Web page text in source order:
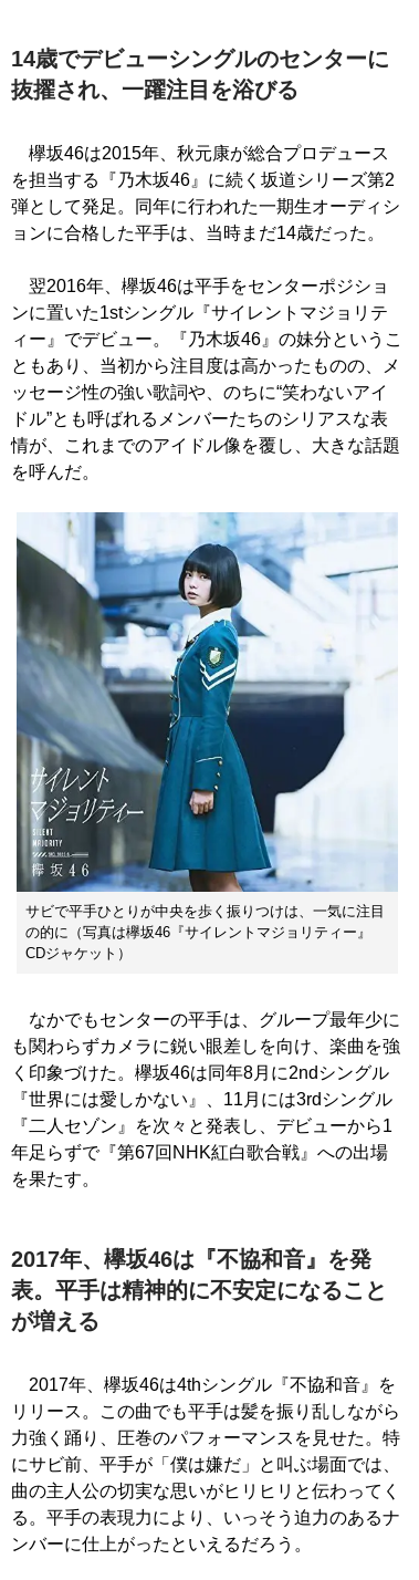
14歳でデビューシングルのセンターに
抜擢され、一躍注目を浴びる
欅坂46は2015年、秋元康が総合プロデュース
を担当する『乃木坂46』に続く坂道シリーズ第2
弾として発足。同年に行われた一期生オーディシ
ョンに合格した平手は、当時まだ14歳だった。
翌2016年、欅坂46は平手をセンターポジショ
ンに置いた1stシングル『サイレントマジョリテ
ィー』でデビュー。『乃木坂46』の妹分というこ
ともあり、当初から注目度は高かったものの、メ
ッセージ性の強い歌詞や、のちに“笑わないアイ
ドル”とも呼ばれるメンバーたちのシリアスな表
情が、これまでのアイドル像を覆し、大きな話題
を呼んだ。
サビで平手ひとりが中央を歩く振りつけは、一気に注目
の的に（写真は欅坂46『サイレントマジョリティー』
CDジャケット）
なかでもセンターの平手は、グループ最年少に
も関わらずカメラに鋭い眼差しを向け、楽曲を強
く印象づけた。欅坂46は同年8月に2ndシングル
『世界には愛しかない』、11月には3rdシングル
『二人セゾン』を次々と発表し、デビューから1
年足らずで『第67回NHK紅白歌合戦』への出場
を果たす。
2017年、欅坂46は『不協和音』を発
表。平手は精神的に不安定になること
が増える
2017年、欅坂46は4thシングル『不協和音』を
リリース。この曲でも平手は髪を振り乱しながら
力強く踊り、圧巻のパフォーマンスを見せた。特
にサビ前、平手が「僕は嫌だ」と叫ぶ場面では、
曲の主人公の切実な思いがヒリヒリと伝わってく
る。平手の表現力により、いっそう迫力のあるナ
ンバーに仕上がったといえるだろう。